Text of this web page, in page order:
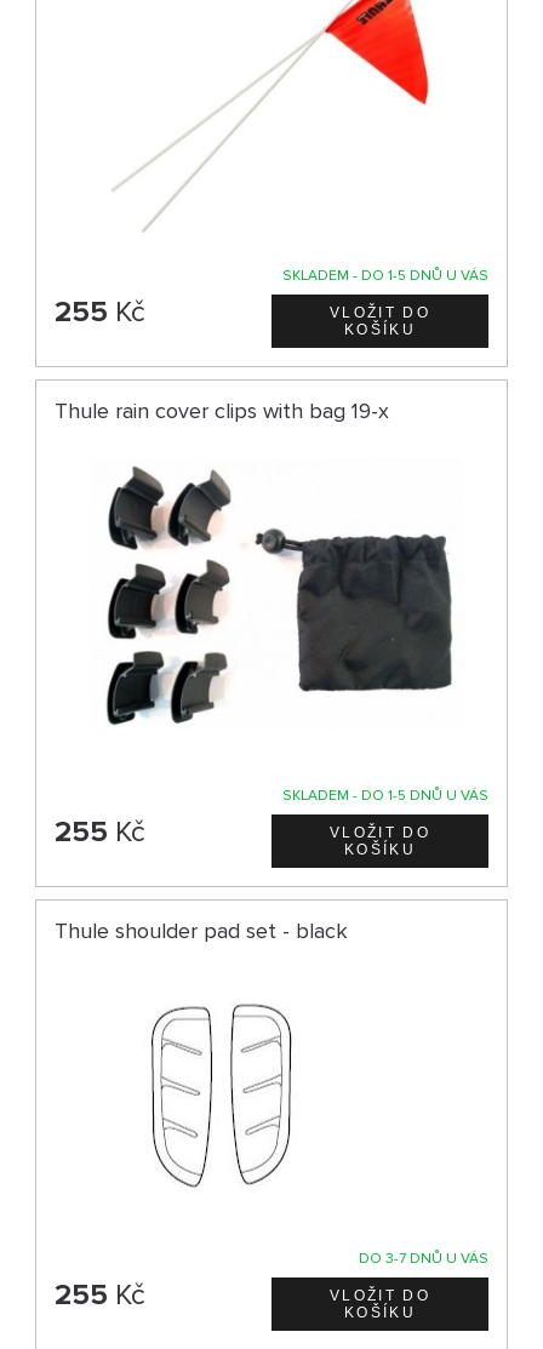
SKLADEM - DO 1-5 DNŮ U VÁS
255 Kč
Thule rain cover clips with bag 19-x
SKLADEM - DO 1-5 DNŮ U VÁS
255 Kč
Thule shoulder pad set - black
DO 3-7 DNŮ U VÁS
255 Kč